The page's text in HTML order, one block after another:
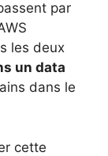
par
les deux
un data
dans le
cette